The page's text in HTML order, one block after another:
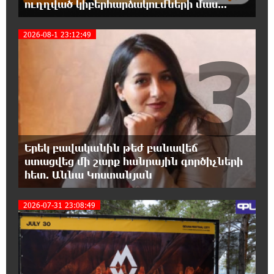
հետաքրքրու՞մ. «Փաստ»
6:32:20 6-08-2026
Նոր պարտքեր են ներգրավում ճեղքերը
փակելու համար. «Փաստ»
6:01:15 6-08-2026
Անհավասարակշռության և նոր
կախվածության վտանգները. «Փաստ»
0:57:28 6-08-2026
Ես հավատում եմ, որ «Արարարտ-
Արմենիան» ունակ է անցնել որակավորման
Գերմանիայում ահաբեկչության գործով
քննություն է սկսվել Լայպցիգի
օդանավակայանում պայթուցիկով անօդաչու սարք
ուղղված կիբերհարձակումների մաս...
2026-08-1 23:12:49
Երեկ բավականին թեժ բանավեճ
ստացվեց մի շարք հանրային գործիչների
հետ. Աննա Կոստանյան
3
2026-07-31 23:08:49